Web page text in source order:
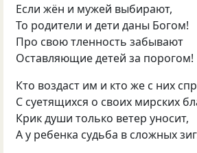
Если жён и мужей выбирают,
То родители и дети даны Богом!
Про свою тленность забывают
Оставляющие детей за порогом!
Кто воздаст им и кто же с них
С суетящихся о своих мирских
Крик души только ветер уносит,
А у ребенка судьба в сложных